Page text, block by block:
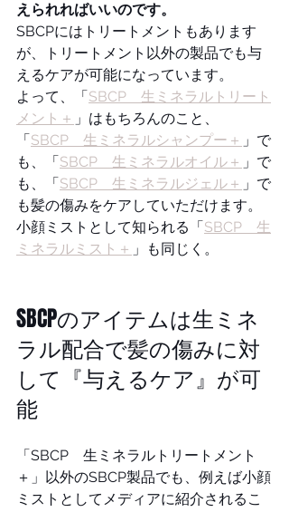
えられればいいのです。
SBCPにはトリートメントもあります
が、トリートメント以外の製品でも与
えるケアが可能になっています。
よって、「 SBCP　生ミネラルトリート
メント＋ 」はもちろんのこと、
「 SBCP　生ミネラルシャンプー＋ 」で
も、「 SBCP　生ミネラルオイル＋ 」で
も、「 SBCP　生ミネラルジェル＋ 」で
も髪の傷みをケアしていただけます。
小顔ミストとして知られる「 SBCP　生
ミネラルミスト＋ 」も同じく。
SBCPのアイテムは生ミネ
ラル配合で髪の傷みに対
して『与えるケア』が可
能
「SBCP　生ミネラルトリートメント
＋」以外のSBCP製品でも、例えば小顔
ミストとしてメディアに紹介されるこ